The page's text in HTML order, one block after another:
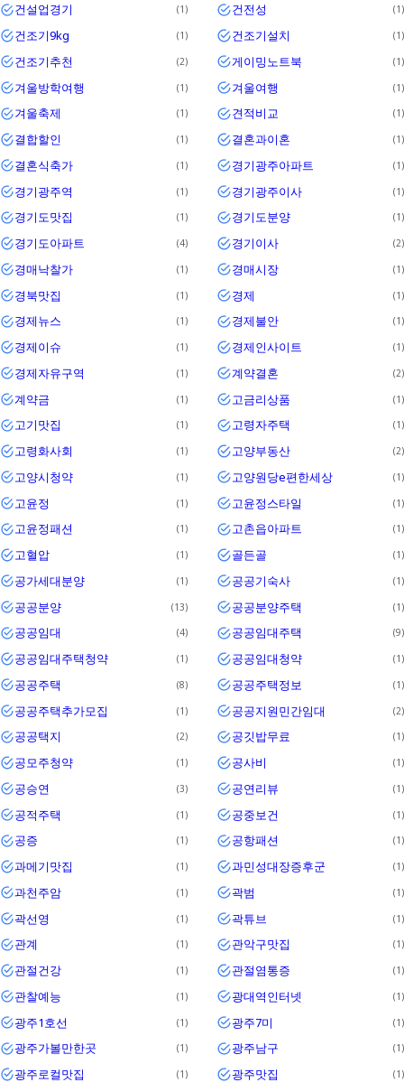
건설업경기 1 건전성 1
건조기9kg 1 건조기설치 1
건조기추천 2 게이밍노트북 1
겨울방학여행 1 겨울여행 1
겨울축제 1 견적비교 1
결합할인 1 결혼과이혼 1
결혼식축가 1 경기광주아파트 1
경기광주역 1 경기광주이사 1
경기도맛집 1 경기도분양 1
경기도아파트 4 경기이사 2
경매낙찰가 1 경매시장 1
경북맛집 1 경제 1
경제뉴스 1 경제불안 1
경제이슈 1 경제인사이트 1
경제자유구역 1 계약결혼 2
계약금 1 고금리상품 1
고기맛집 1 고령자주택 1
고령화사회 1 고양부동산 2
고양시청약 1 고양원당e편한세상 1
고윤정 1 고윤정스타일 1
고윤정패션 1 고촌읍아파트 1
고혈압 1 골든골 1
공가세대분양 1 공공기숙사 1
공공분양 13 공공분양주택 1
공공임대 4 공공임대주택 9
공공임대주택청약 1 공공임대청약 1
공공주택 8 공공주택정보 1
공공주택추가모집 1 공공지원민간임대 2
공공택지 2 공깃밥무료 1
공모주청약 1 공사비 1
공승연 3 공연리뷰 1
공적주택 1 공중보건 1
공증 1 공항패션 1
과메기맛집 1 과민성대장증후군 1
과천주암 1 곽범 1
곽선영 1 곽튜브 1
관계 1 관악구맛집 1
관절건강 1 관절염통증 1
관찰예능 1 광대역인터넷 1
광주1호선 1 광주7미 1
광주가볼만한곳 1 광주남구 1
광주로컬맛집 1 광주맛집 1